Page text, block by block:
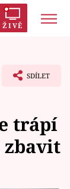
ŽIVĚ
SDÍLET
trápí
zbavit